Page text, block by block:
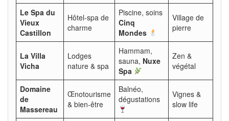
Le Spa du
Vieux
Castillon
Hôtel-spa de
charme
Piscine, soins
Cinq
Mondes
Village de
pierre
La Villa
Vicha
Lodges
nature & spa
Hammam,
sauna, Nuxe
Spa
Zen &
végétal
Domaine
de
Massereau
Œnotourisme
& bien-être
Balnéo,
dégustations
Vignes &
slow life